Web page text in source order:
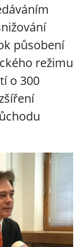
působení
režimu
o 300